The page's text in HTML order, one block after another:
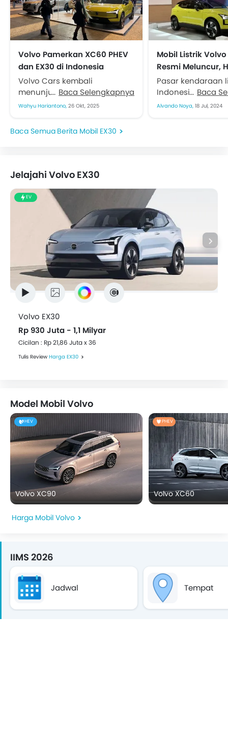
Volvo Pamerkan XC60 PHEV
dan EX30 di Indonesia
Autovaganza 2025
Volvo Cars kembali
menunjukkan keseriusannya
dalam menghadirkan
di Tanah Air. Merek asal
Swedia ini turut ambil
Baca Selengkapnya
Wahyu Hariantono, 26 Okt, 2025
Mobil Listrik Volvo
Resmi Meluncur,
Rp800 Jutaan
Pasar kendaraan
Indonesia
kedatangan Volvo
Baca
Alvando Noya, 18 Jul, 2024
Berita Mobil EX30
Jelajahi Volvo EX30
EV
Volvo EX30
Rp 930 Juta - 1,1 Milyar
Cicilan : Rp 21,86 Juta x 36
Tulis Review Harga EX30
Model Mobil Volvo
HEV
Volvo XC90
PHEV
Volvo XC60
Harga Mobil Volvo
IIMS 2026
Jadwal Tempat